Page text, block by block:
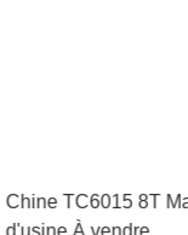
Chine TC6015 8T
d'usine À vendre